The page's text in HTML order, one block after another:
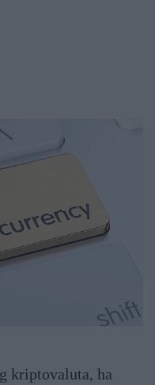
kriptovaluta, ha